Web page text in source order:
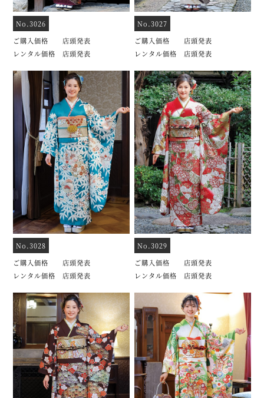
No.3026
ご購入価格 店頭発表
レンタル価格 店頭発表
No.3027
ご購入価格 店頭発表
レンタル価格 店頭発表
No.3028
ご購入価格 店頭発表
レンタル価格 店頭発表
No.3029
ご購入価格 店頭発表
レンタル価格 店頭発表